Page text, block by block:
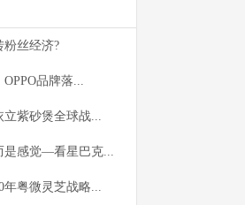
粉丝经济?
品牌落...
立紫砂煲全球战...
是感觉—看星巴克...
年粤微灵芝战略...